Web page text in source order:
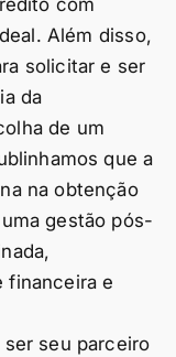
com
Além disso,
solicitar e ser
da
de um
que a
na obtenção
gestão pós-
financeira e
seu parceiro